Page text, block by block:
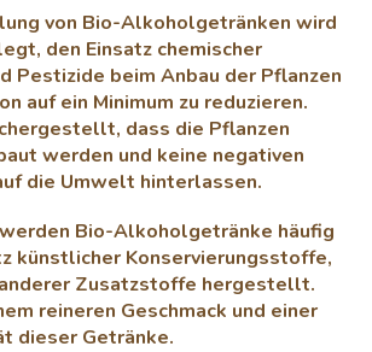
e
r
L
i
s
t
e
von Bio-Alkoholgetränken wird
den Einsatz chemischer
Pestizide beim Anbau der Pflanzen
auf ein Minimum zu reduzieren.
dass die Pflanzen
werden und keine negativen
die Umwelt hinterlassen.
Bio-Alkoholgetränke häufig
künstlicher Konservierungsstoffe,
Zusatzstoffe hergestellt.
reineren Geschmack und einer
dieser Getränke.